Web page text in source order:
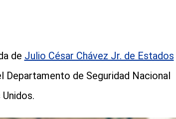
de Julio César Chávez Jr. de Estados
Departamento de Seguridad Nacional